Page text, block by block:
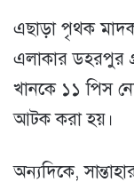
এছাড়া পৃথক
এলাকার ডহরপুর
খানকে ১১ পিস
আটক করা হয়।
অন্যদিকে,